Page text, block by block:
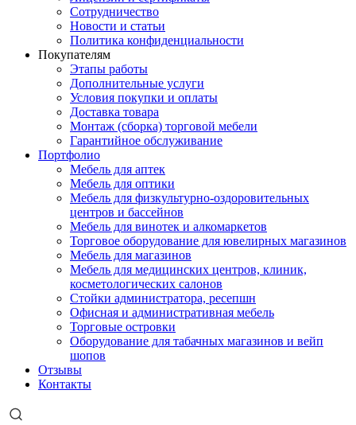
Сотрудничество
Новости и статьи
Политика конфиденциальности
Покупателям
Этапы работы
Дополнительные услуги
Условия покупки и оплаты
Доставка товара
Монтаж (сборка) торговой мебели
Гарантийное обслуживание
Портфолио
Мебель для аптек
Мебель для оптики
Мебель для физкультурно-оздоровительных
центров и бассейнов
Мебель для винотек и алкомаркетов
Торговое оборудование для ювелирных магазинов
Мебель для магазинов
Мебель для медицинских центров, клиник,
косметологических салонов
Стойки администратора, ресепшн
Офисная и административная мебель
Торговые островки
Оборудование для табачных магазинов и вейп
шопов
Отзывы
Контакты